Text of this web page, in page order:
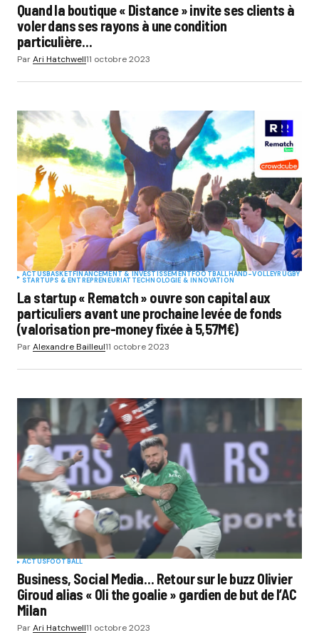
Quand la boutique « Distance » invite ses clients à
voler dans ses rayons à une condition
particulière…
ParAri Hatchwell11 octobre 2023
ACTUSBASKETFINANCEMENT & INVESTISSEMENTFOOTBALLHAND-VOLLEYRUGBY
STARTUPS & ENTREPRENEURIAT TECHNOLOGIE & INNOVATION
La startup « Rematch » ouvre son capital aux
particuliers avant une prochaine levée de fonds
(valorisation pre-money fixée à 5,57M€)
ParAlexandre Bailleul11 octobre 2023
ACTUSFOOTBALL
Business, Social Media… Retour sur le buzz Olivier
Giroud alias « Oli the goalie » gardien de but de l’AC
Milan
ParAri Hatchwell11 octobre 2023